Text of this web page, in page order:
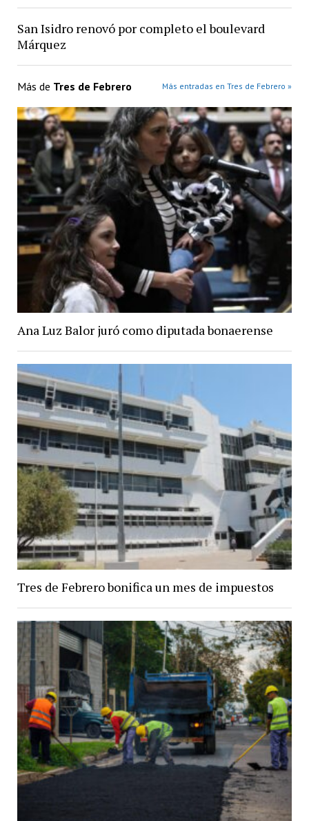
San Isidro renovó por completo el boulevard
Márquez
Más de Tres de Febrero Más entradas en Tres de Febrero »
Ana Luz Balor juró como diputada bonaerense
Tres de Febrero bonifica un mes de impuestos